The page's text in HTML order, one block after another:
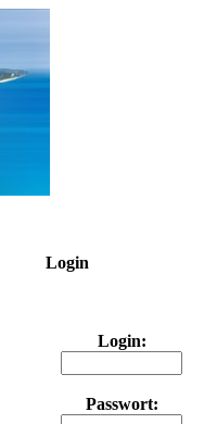
Login
Login:
Passwort: